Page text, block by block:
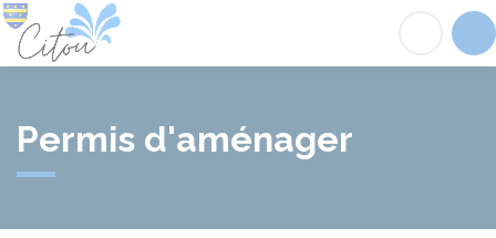
Permis d'aménager